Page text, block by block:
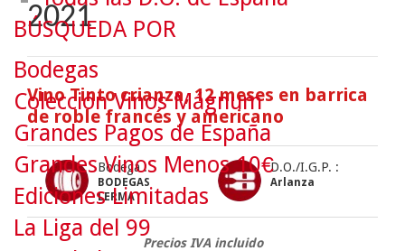
2021
Vino Tinto crianza, 12 meses en barrica
de roble francés y americano
Bodega :
BODEGAS
LERMA
D.O./I.G.P. :
Arlanza
Precios IVA incluido
BÚSQUEDA POR
Bodegas
Colección Vinos Mágnum
Grandes Pagos de España
Grandes Vinos Menos 10€
Ediciones Limitadas
La Liga del 99